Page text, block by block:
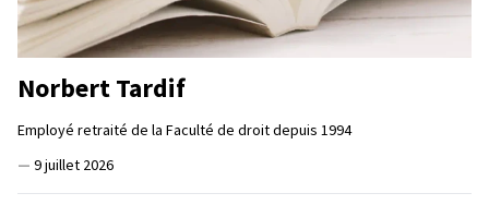
Norbert Tardif
Employé retraité de la Faculté de droit depuis 1994
— 9 juillet 2026